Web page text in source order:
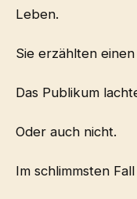
Leben.
Sie erzählten
Das Publikum
Oder auch nicht.
Im schlimmsten